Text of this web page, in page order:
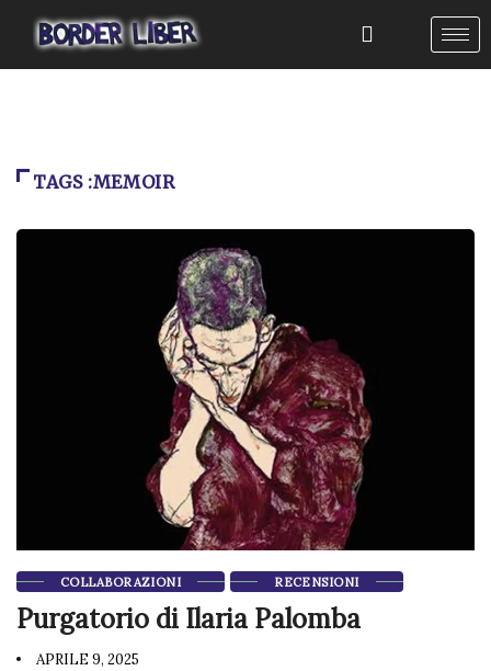
TAGS :MEMOIR
COLLABORAZIONI RECENSIONI
Purgatorio di Ilaria Palomba
APRILE 9, 2025